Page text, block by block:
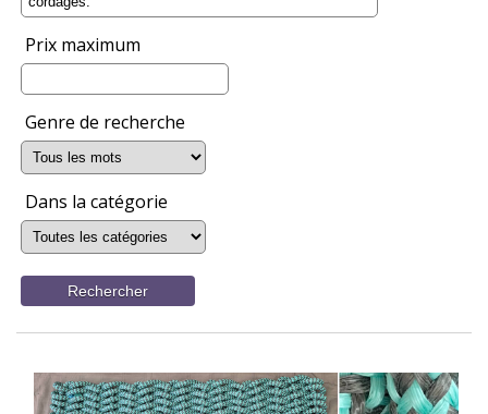
Prix maximum
Genre de recherche
Dans la catégorie